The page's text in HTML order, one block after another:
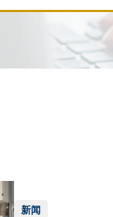
新闻